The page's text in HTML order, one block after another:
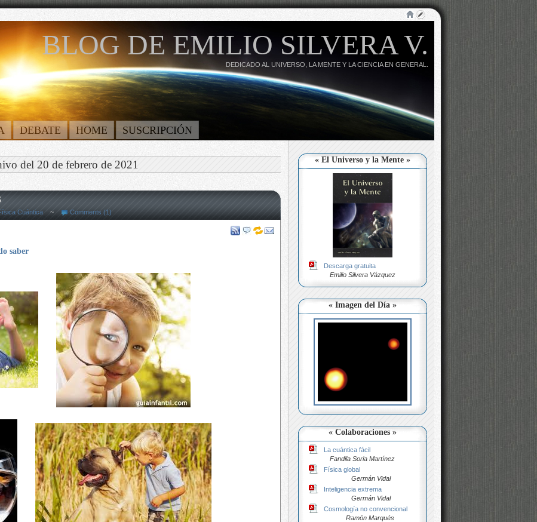
BLOG DE EMILIO SILVERA V.
DEDICADO AL UNIVERSO, LA MENTE Y LA CIENCIA EN GENERAL.
DEBATE HOME SUSCRIPCIÓN
« El Universo y la Mente »
Descarga gratuita
Emilio Silvera Vázquez
« Imagen del Día »
« Colaboraciones »
La cuántica fácil
Fandila Soria Martínez
Física global
Germán Vidal
Inteligencia extrema
Germán Vidal
Cosmología no convencional
Ramón Marqués
del 20 de febrero de 2021
Cuántica ~ Comments (1)
saber